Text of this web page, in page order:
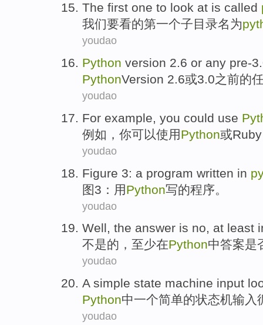
The first one to look at is called
我们要看的第一个子目录名为
youdao
Python version 2.6 or any pre-
PythonVersion 2.6或3.0之前的
youdao
For example, you could use
例如 ， 你可以使用Python或Ruby
youdao
Figure 3: a program written in
图3 ： 用Python写的程序 。
youdao
Well, the answer is no, at least
不是的 ， 至少在Python中答案是
youdao
A simple state machine input
Python中一个简单的状态机输入
youdao